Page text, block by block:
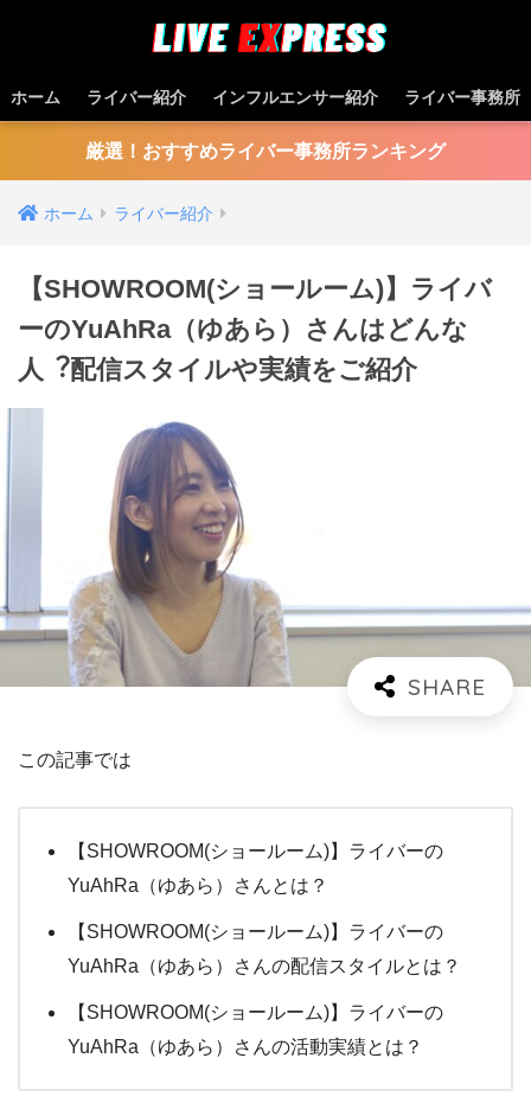
ホーム ライバー紹介 インフルエンサー紹介 ライバー事務所
厳選！おすすめライバー事務所ランキング
ホーム ライバー紹介
【SHOWROOM(ショールーム)】ライバ
ーのYuAhRa（ゆあら）さんはどんな
人︖配信スタイルや実績をご紹介
この記事では
【SHOWROOM(ショールーム)】ライバーの
YuAhRa（ゆあら）さんとは？
【SHOWROOM(ショールーム)】ライバーの
YuAhRa（ゆあら）さんの配信スタイルとは？
【SHOWROOM(ショールーム)】ライバーの
YuAhRa（ゆあら）さんの活動実績とは？